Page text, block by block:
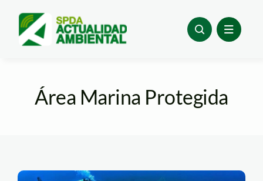
content
Área Marina Protegida